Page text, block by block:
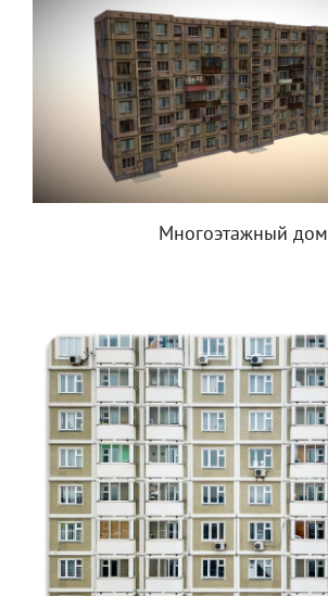
Многоэтажный дом